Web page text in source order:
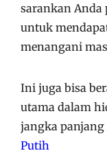
sarankan Anda
untuk
menangani
Ini juga bisa
utama dalam
jangka panjang
Putih